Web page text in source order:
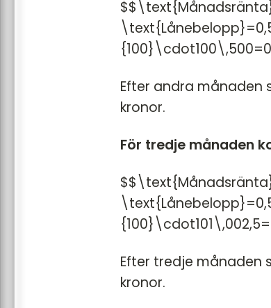
Efter andra månaden
kronor.
För tredje månaden
Efter tredje månaden
kronor.